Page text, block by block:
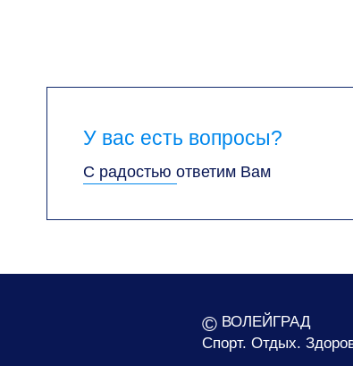
У вас есть вопросы?
С радостью ответим Вам
© ВОЛЕЙГРАД
Спорт. Отдых.